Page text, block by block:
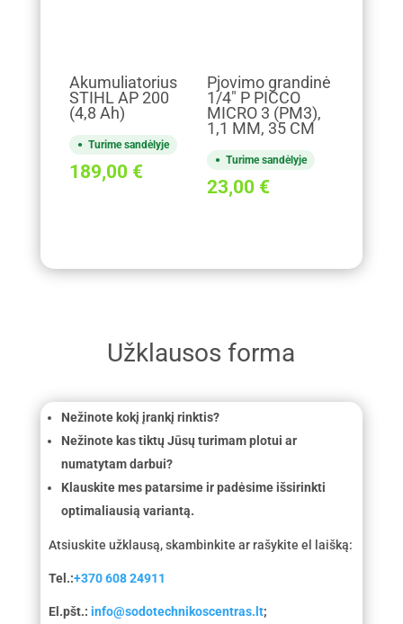
Akumuliatorius
STIHL AP 200
(4,8 Ah)
Turime sandėlyje
189,00 €
Pjovimo grandinė
1/4" P PICCO
MICRO 3 (PM3),
1,1 MM, 35 CM
Turime sandėlyje
23,00 €
Užklausos forma
Nežinote kokį įrankį rinktis?
Nežinote kas tiktų Jūsų turimam plotui ar
numatytam darbui?
Klauskite mes patarsime ir padėsime išsirinkti
optimaliausią variantą.
Atsiuskite užklausą, skambinkite ar rašykite el laišką:
Tel.:+370 608 24911
El.pšt.: info@sodotechnikoscentras.lt;